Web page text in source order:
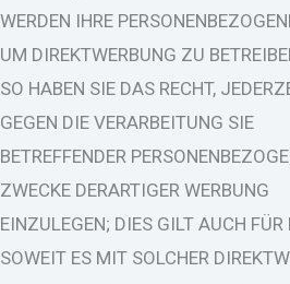
WERDEN IHRE
UM DIREKTWERBUNG ZU
SO HABEN SIE DAS RECHT,
GEGEN DIE VERARBEITUNG SIE
BETREFFENDER
ZWECKE DERARTIGER WERBUNG
EINZULEGEN; DIES GILT AUCH
SOWEIT ES MIT SOLCHER